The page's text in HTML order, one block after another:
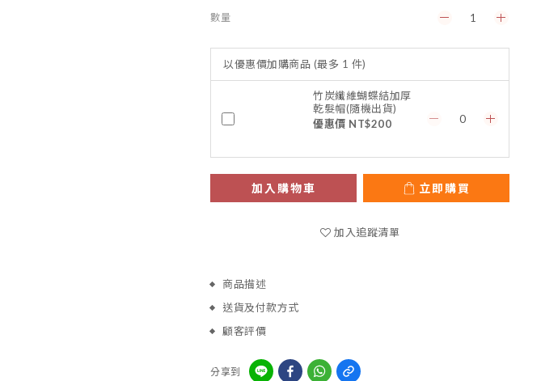
數量
以優惠價加購商品 (最多 1 件)
竹炭纖維蝴蝶結加厚
乾髮帽(隨機出貨)
優惠價 NT$200
加入購物車 立即購買
加入追蹤清單
商品描述
送貨及付款方式
顧客評價
分享到